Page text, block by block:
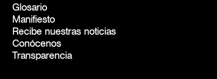
Glosario
Manifiesto
Recibe nuestras noticias
Conócenos
Transparencia